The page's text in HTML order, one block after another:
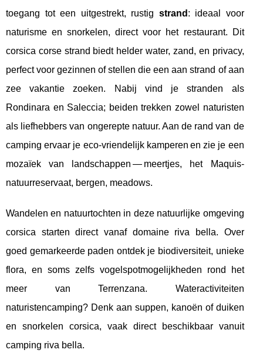
toegang tot een uitgestrekt, rustig strand : ideaal voor
naturisme en snorkelen, direct voor het restaurant. Dit
corsica corse strand biedt helder water, zand, en privacy,
perfect voor gezinnen of stellen die een aan strand of aan
zee vakantie zoeken. Nabij vind je stranden als
Rondinara en Saleccia; beiden trekken zowel naturisten
als liefhebbers van ongerepte natuur. Aan de rand van de
camping ervaar je eco-vriendelijk kamperen en zie je een
mozaïek van landschappen — meertjes, het Maquis-
natuurreservaat, bergen, meadows.
Wandelen en natuurtochten in deze natuurlijke omgeving
corsica starten direct vanaf domaine riva bella. Over
goed gemarkeerde paden ontdek je biodiversiteit, unieke
flora, en soms zelfs vogelspotmogelijkheden rond het
meer van Terrenzana. Wateractiviteiten
naturistencamping? Denk aan suppen, kanoën of duiken
en snorkelen corsica, vaak direct beschikbaar vanuit
camping riva bella.